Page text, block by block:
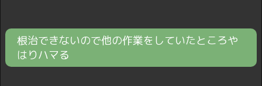
根治できないので他の作業をしていたところや
はりハマる